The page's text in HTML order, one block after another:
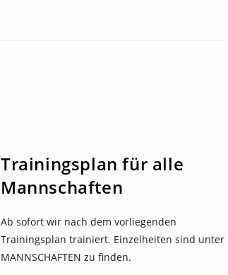
Trainingsplan für alle
Mannschaften
Ab sofort wir nach dem vorliegenden
Trainingsplan trainiert. Einzelheiten sind unter
MANNSCHAFTEN zu finden.